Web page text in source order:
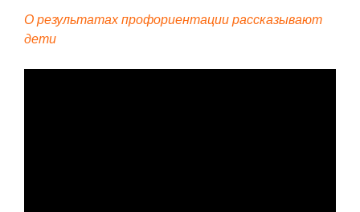
О результатах профориентации рассказывают
дети